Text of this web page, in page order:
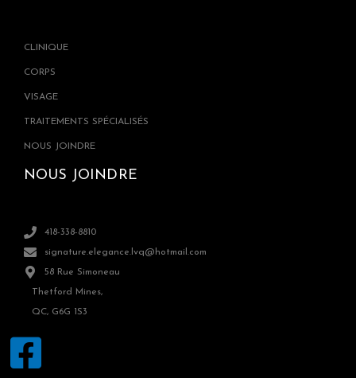
CLINIQUE
CORPS
VISAGE
TRAITEMENTS SPÉCIALISÉS
NOUS JOINDRE
NOUS JOINDRE
418-338-8810
signature.elegance.lvq@hotmail.com
58 Rue Simoneau
Thetford Mines,
QC, G6G 1S3